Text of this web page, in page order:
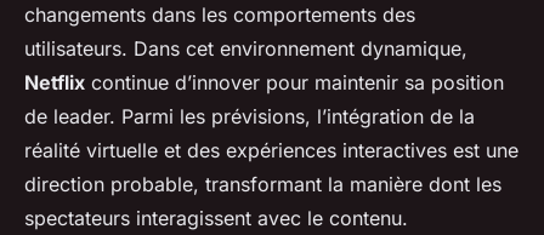
changements dans les comportements des
utilisateurs. Dans cet environnement dynamique,
Netflix continue d’innover pour maintenir sa position
de leader. Parmi les prévisions, l’intégration de la
réalité virtuelle et des expériences interactives est une
direction probable, transformant la manière dont les
spectateurs interagissent avec le contenu.